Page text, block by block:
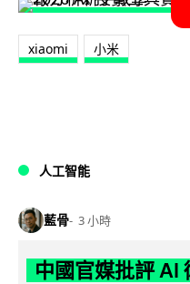
xiaomi 小米
人工智能
藍骨 3 小時
中國官媒批評